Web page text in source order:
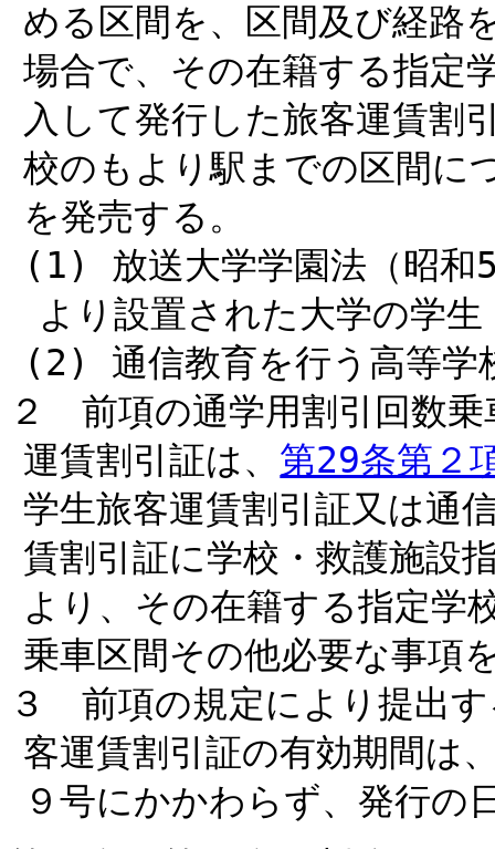
める区間を、区間及び経路
場合で、その在籍する指定
入して発行した旅客運賃割
校のもより駅までの区間に
を発売する。
(1) 放送大学学園法（昭和
より設置された大学の学生
(2) 通信教育を行う高等学
２ 前項の通学用割引回数
運賃割引証は、 第29条第２
学生旅客運賃割引証又は通
賃割引証に学校・救護施設
より、その在籍する指定学
乗車区間その他必要な事項
３ 前項の規定により提出
客運賃割引証の有効期間は
９号にかかわらず、発行の